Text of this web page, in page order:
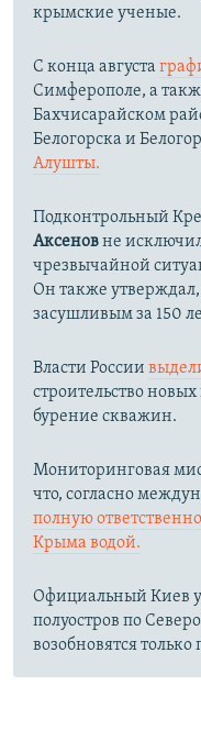
крымские ученые.
С конца августа
Симферополе, а
Бахчисарайском
Белогорска и
Алушты.
Подконтрольный
Аксеновне
чрезвычайной
Он также
засушливым за 150
Власти России
строительство
бурение скважин.
Мониторинговая
что, согласно
полную
Крыма водой.
Официальный Киев
полуостров по
возобновятся